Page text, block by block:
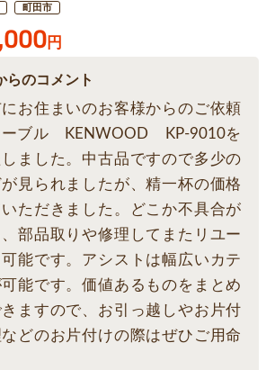
町田市
円
らのコメント
お住まいのお客様からのご依頼
ーブル KENWOOD KP-9010を
ました。中古品ですので多少の
見られましたが、精一杯の価格
ただきました。どこか不具合が
部品取りや修理してまたリユー
能です。アシストは幅広いカテ
能です。価値あるものをまとめ
ますので、お引っ越しやお片付
どのお片付けの際はぜひご用命